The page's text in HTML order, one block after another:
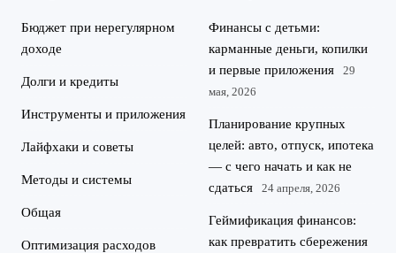
Бюджет при нерегулярном
доходе
Долги и кредиты
Инструменты и приложения
Лайфхаки и советы
Методы и системы
Общая
Оптимизация расходов
Финансы с детьми:
карманные деньги, копилки
и первые приложения
29
мая, 2026
Планирование крупных
целей: авто, отпуск, ипотека
— с чего начать и как не
сдаться
24 апреля, 2026
Геймификация финансов:
как превратить сбережения